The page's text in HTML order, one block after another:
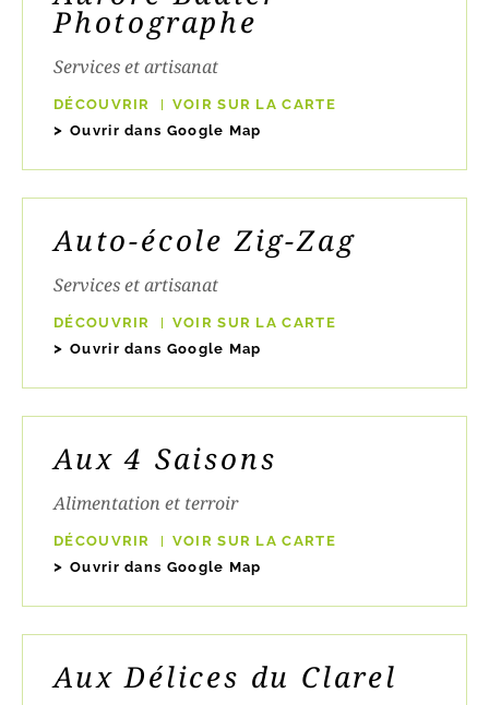
Photographe
Services et artisanat
DÉCOUVRIR
VOIR SUR LA CARTE
Ouvrir dans Google Map
Auto-école Zig-Zag
Services et artisanat
DÉCOUVRIR
VOIR SUR LA CARTE
Ouvrir dans Google Map
Aux 4 Saisons
Alimentation et terroir
DÉCOUVRIR
VOIR SUR LA CARTE
Ouvrir dans Google Map
Aux Délices du Clarel